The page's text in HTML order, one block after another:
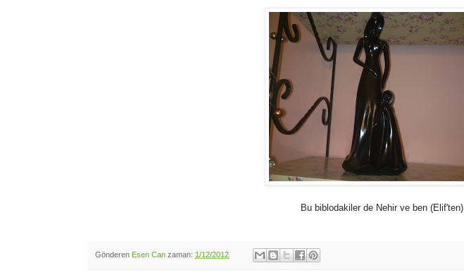
Bu biblodakiler de Nehir ve ben (Elif'ten)
Gönderen Esen Can zaman: 1/12/2012